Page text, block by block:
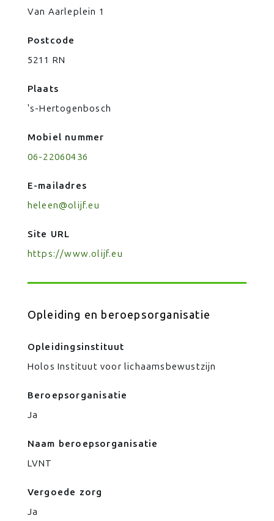
Van Aarleplein 1
Postcode
5211 RN
Plaats
's-Hertogenbosch
Mobiel nummer
06-22060436
E-mailadres
heleen@olijf.eu
Site URL
https://www.olijf.eu
Opleiding en beroepsorganisatie
Opleidingsinstituut
Holos Instituut voor lichaamsbewustzijn
Beroepsorganisatie
Ja
Naam beroepsorganisatie
LVNT
Vergoede zorg
Ja